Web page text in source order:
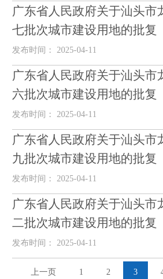
广东省人民政府关于汕头市
七批次城市建设用地的批复
发布时间： 2025-04-11
广东省人民政府关于汕头市
六批次城市建设用地的批复
发布时间： 2025-04-11
广东省人民政府关于汕头市
九批次城市建设用地的批复
发布时间： 2025-04-11
广东省人民政府关于汕头市
二批次城市建设用地的批复
发布时间： 2025-04-11
上一页 1 2 3